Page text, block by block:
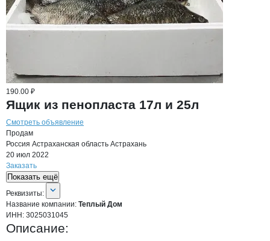
190.00 ₽
Ящик из пенопласта 17л и 25л
Смотреть объявление
Продам
Россия Астраханская область Астрахань
20 июл 2022
Заказать
Показать ещё
О компании
Реквизиты
Реквизиты:
Название компании: Теплый Дом
ИНН: 3025031045
Описание: